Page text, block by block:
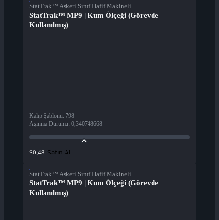
StatTrak™ Askeri Sınıf Hafif Makineli
StatTrak™ MP9 | Kum Ölçeği (Görevde
Kullanılmış)
Kalıp Şablonu: 798
Aşınma Durumu: 0,340748668
$0,48 Satın Al
StatTrak™ Askeri Sınıf Hafif Makineli
StatTrak™ MP9 | Kum Ölçeği (Görevde
Kullanılmış)